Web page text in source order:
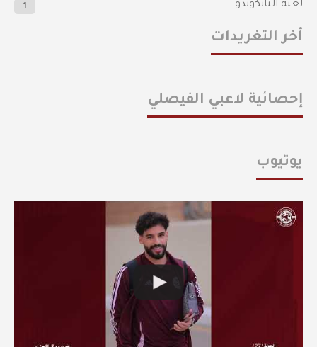
لعبة التايكوندو 1
أخر التغريدات
إحصائية لاعبي الفيصلي
يوتيوب